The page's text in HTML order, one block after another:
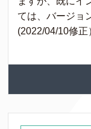
ては、バージョ
(2022/04/10修